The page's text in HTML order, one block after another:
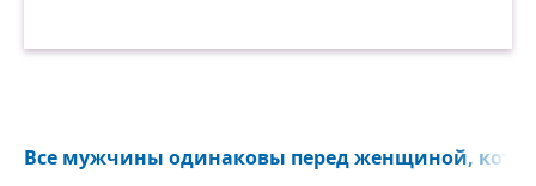
Все мужчины одинаковы перед женщиной,